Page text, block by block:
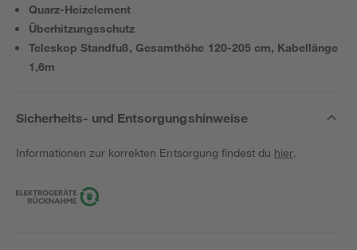
Quarz-Heizelement
Überhitzungsschutz
Teleskop Standfuß, Gesamthöhe 120-205 cm, Kabellänge
1,6m
Sicherheits- und Entsorgungshinweise
Informationen zur korrekten Entsorgung findest du hier.